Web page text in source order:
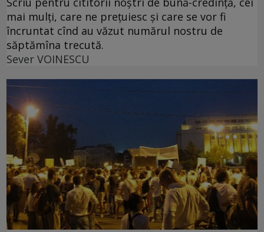
mai mulți, care ne prețuiesc și care se vor fi
încruntat cînd au văzut numărul nostru de
săptămîna trecută.
Sever VOINESCU